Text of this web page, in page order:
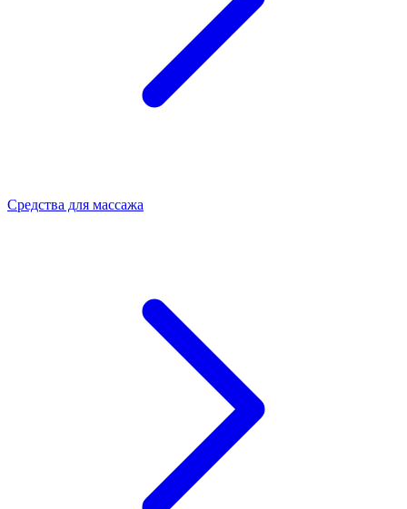
Средства для массажа